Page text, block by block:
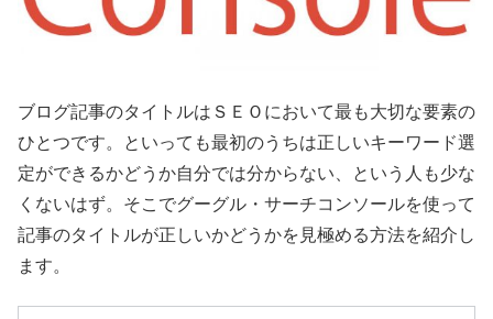
ブログ記事のタイトルはＳＥＯにおいて最も大切な要素の
ひとつです。といっても最初のうちは正しいキーワード選
定ができるかどうか自分では分からない、という人も少な
くないはず。そこでグーグル・サーチコンソールを使って
記事のタイトルが正しいかどうかを見極める方法を紹介し
ます。